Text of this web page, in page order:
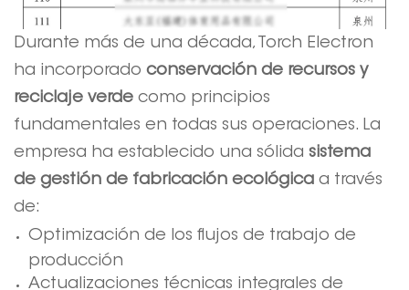
Durante más de una década, Torch Electron
ha incorporado conservación de recursos y
reciclaje verde como principios
fundamentales en todas sus operaciones. La
empresa ha establecido una sólida sistema
de gestión de fabricación ecológica a través
de:
Optimización de los flujos de trabajo de
producción
Actualizaciones técnicas integrales de